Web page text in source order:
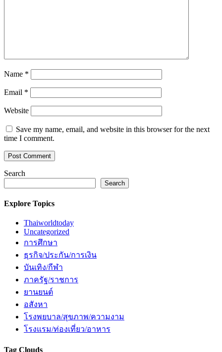
Name *
Email *
Website
Save my name, email, and website in this browser for the next
time I comment.
Search
Search
Explore Topics
Thaiworldtoday
Uncategorized
การศึกษา
ธุรกิจ/ประกัน/การเงิน
บันเทิง/กีฬา
ภาครัฐ/ราชการ
ยานยนต์
อสังหา
โรงพยบาล/สุขภาพ/ความงาม
โรงแรม/ท่องเที่ยว/อาหาร
Tag Clouds